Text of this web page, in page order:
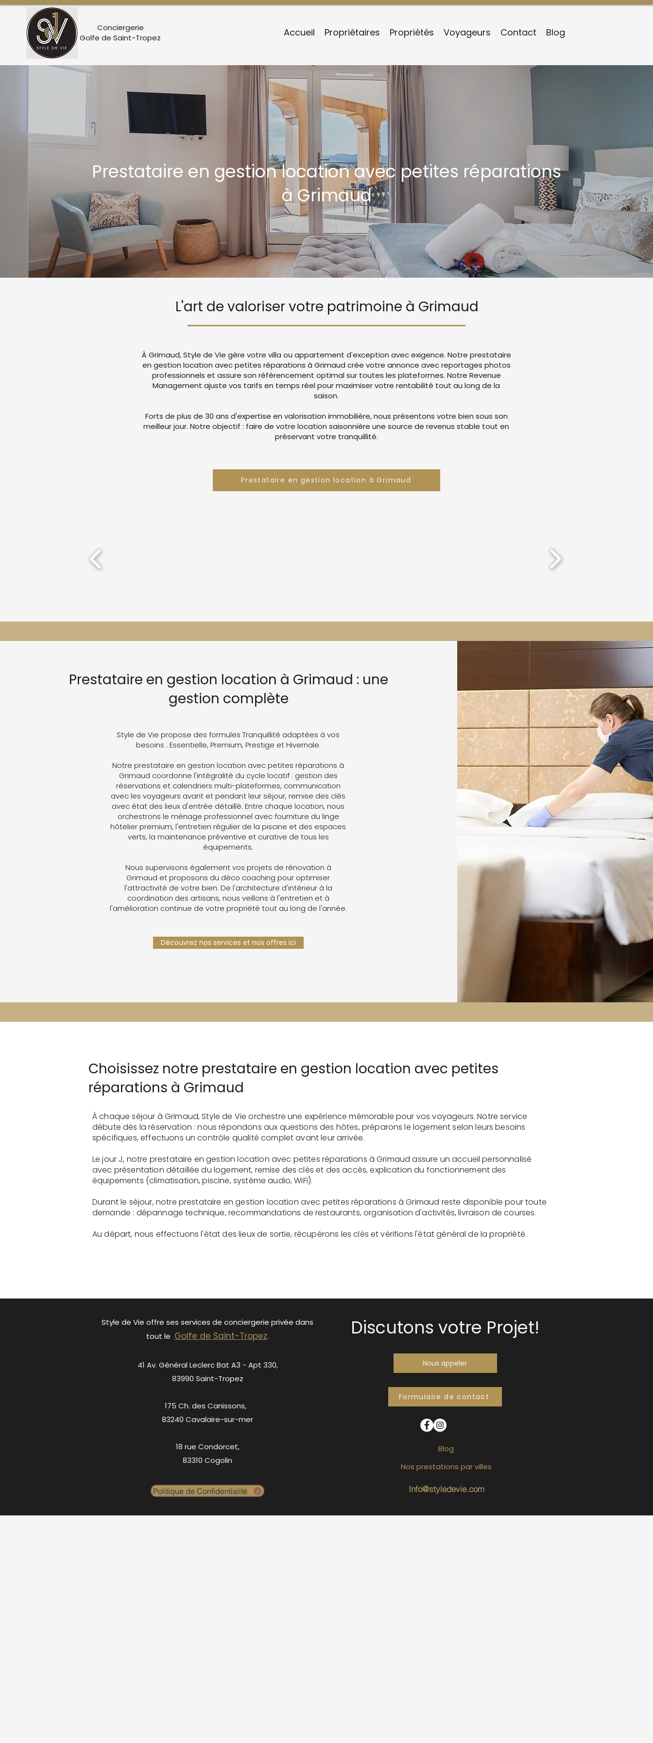
Conciergerie
Golfe de Saint-Tropez
Accueil Propriétaires Propriétés Voyageurs Contact Blog
Prestataire en gestion location avec petites réparations
à Grimaud
L'art de valoriser votre patrimoine à Grimaud
À Grimaud, Style de Vie gère votre villa ou appartement d'exception avec exigence. Notre prestataire
en gestion location avec petites réparations à Grimaud crée votre annonce avec reportages photos
professionnels et assure son référencement optimal sur toutes les plateformes. Notre Revenue
Management ajuste vos tarifs en temps réel pour maximiser votre rentabilité tout au long de la
saison.
Forts de plus de 30 ans d'expertise en valorisation immobilière, nous présentons votre bien sous son
meilleur jour. Notre objectif : faire de votre location saisonnière une source de revenus stable tout en
préservant votre tranquillité.
Prestataire en gestion location à Grimaud
Prestataire en gestion location à Grimaud : une
gestion complète
Style de Vie propose des formules Tranquillité adaptées à vos
besoins : Essentielle, Premium, Prestige et Hivernale.
Notre prestataire en gestion location avec petites réparations à
Grimaud coordonne l'intégralité du cycle locatif : gestion des
réservations et calendriers multi-plateformes, communication
avec les voyageurs avant et pendant leur séjour, remise des clés
avec état des lieux d'entrée détaillé. Entre chaque location, nous
orchestrons le ménage professionnel avec fourniture du linge
hôtelier premium, l'entretien régulier de la piscine et des espaces
verts, la maintenance préventive et curative de tous les
équipements.
Nous supervisons également vos projets de rénovation à
Grimaud et proposons du déco coaching pour optimiser
l'attractivité de votre bien. De l'architecture d'intérieur à la
coordination des artisans, nous veillons à l'entretien et à
l'amélioration continue de votre propriété tout au long de l'année.
Découvrez nos services et nos offres ici
Choisissez notre prestataire en gestion location avec petites
réparations à Grimaud
À chaque séjour à Grimaud, Style de Vie orchestre une expérience mémorable pour vos voyageurs. Notre service
débute dès la réservation : nous répondons aux questions des hôtes, préparons le logement selon leurs besoins
spécifiques, effectuons un contrôle qualité complet avant leur arrivée.
Le jour J, notre prestataire en gestion location avec petites réparations à Grimaud assure un accueil personnalisé
avec présentation détaillée du logement, remise des clés et des accès, explication du fonctionnement des
équipements (climatisation, piscine, système audio, WiFi).
Durant le séjour, notre prestataire en gestion location avec petites réparations à Grimaud reste disponible pour toute
demande : dépannage technique, recommandations de restaurants, organisation d'activités, livraison de courses.
Au départ, nous effectuons l'état des lieux de sortie, récupérons les clés et vérifions l'état général de la propriété.
Style de Vie offre ses services de conciergerie privée dans
tout le Golfe de Saint-Tropez.
41 Av. Général Leclerc Bat A3 - Apt 330,
83990 Saint-Tropez
175 Ch. des Canissons,
83240 Cavalaire-sur-mer
18 rue Condorcet,
83310 Cogolin
Politique de Confidentialité
Discutons votre Projet!
Nous appeler
Formulaire de contact
Blog
Info@styledevie.com
Nos prestations par villes